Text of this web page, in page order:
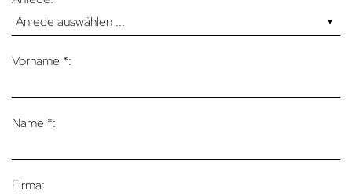
Vorname *:
Name *:
Firma: